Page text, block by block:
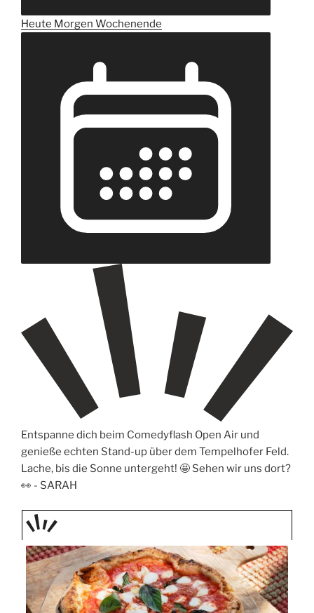
Heute Morgen Wochenende
Entspanne dich beim Comedyflash Open Air und
genieße echten Stand-up über dem Tempelhofer Feld.
Lache, bis die Sonne untergeht! 🤩 Sehen wir uns dort?
👀 - SARAH
TAGE
STIPP